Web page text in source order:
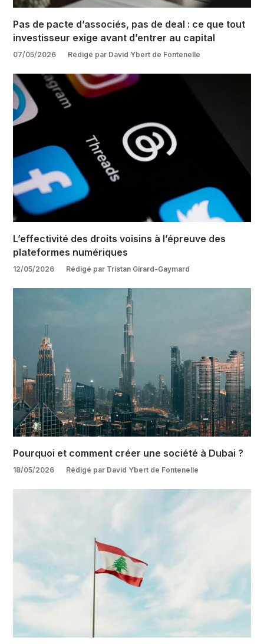
Pourquoi et comment créer une société à Dubai ?
18/05/2026 Rédigé par David Ybert de Fontenelle
L’effectivité des droits voisins à l’épreuve des
plateformes numériques
12/05/2026 Rédigé par Tristan Girard-Gaymard
Pas de pacte d’associés, pas de deal : ce que tout
investisseur exige avant d’entrer au capital
07/05/2026 Rédigé par David Ybert de Fontenelle